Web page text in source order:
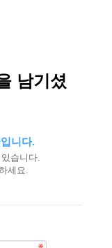
남기셨
니다.
습니다.
세요.